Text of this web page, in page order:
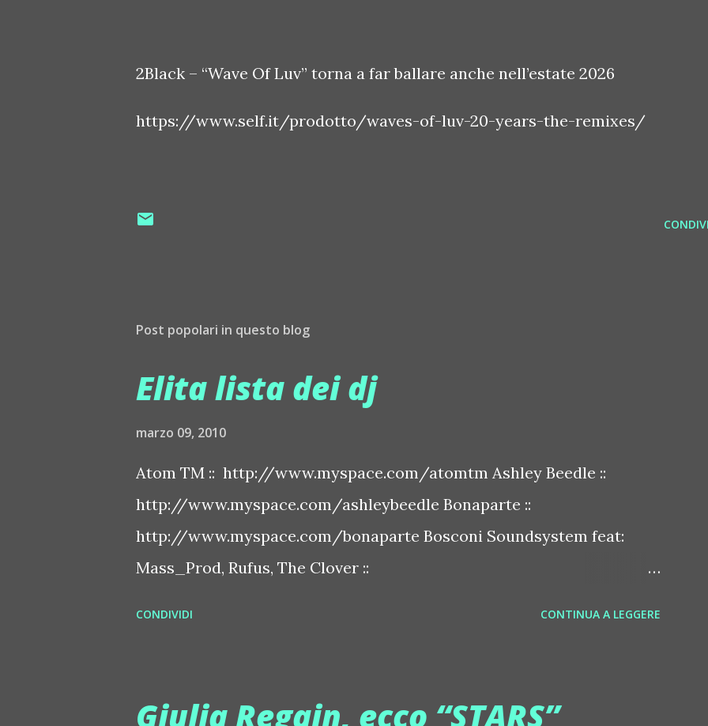
2Black – “Wave Of Luv” torna a far ballare anche nell’estate 2026
https://www.self.it/prodotto/waves-of-luv-20-years-the-remixes/
Post popolari in questo blog
Elita lista dei dj
marzo 09, 2010
Atom TM :: http://www.myspace.com/atomtm Ashley Beedle ::
http://www.myspace.com/ashleybeedle Bonaparte ::
http://www.myspace.com/bonaparte Bosconi Soundsystem feat:
Mass_Prod, Rufus, The Clover ::
CONDIVIDI CONTINUA A LEGGERE
Giulia Regain, ecco “STARS”